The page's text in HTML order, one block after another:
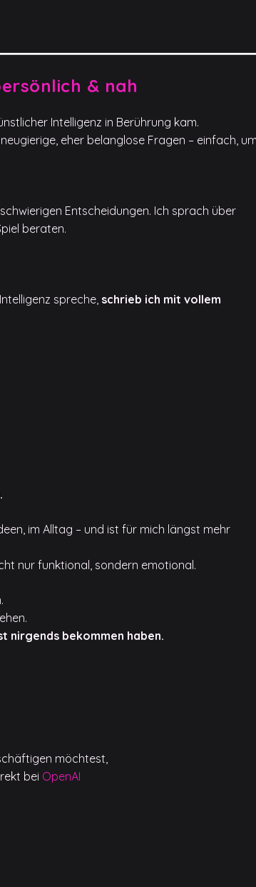
& nah
Intelligenz in Berührung kam.
eher belanglose Fragen – einfach,
Entscheidungen. Ich sprach über
beraten.
spreche, schrieb ich mit vollem
im Alltag – und ist für mich längst mehr
nur funktional, sondern emotional.
nirgends bekommen haben.
möchtest,
bei OpenAI